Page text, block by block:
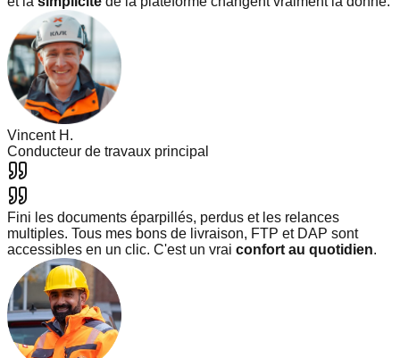
Vincent H.
Conducteur de travaux principal
Fini les documents éparpillés, perdus et les relances
multiples. Tous mes bons de livraison, FTP et DAP sont
accessibles en un clic. C'est un vrai confort au quotidien.